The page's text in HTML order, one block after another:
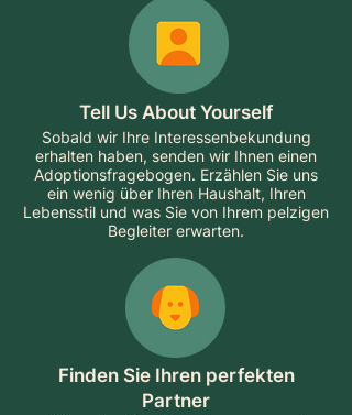
Tell Us About Yourself
Sobald wir Ihre Interessenbekundung
erhalten haben, senden wir Ihnen einen
Adoptionsfragebogen. Erzählen Sie uns
ein wenig über Ihren Haushalt, Ihren
Lebensstil und was Sie von Ihrem pelzigen
Begleiter erwarten.
Finden Sie Ihren perfekten
Partner